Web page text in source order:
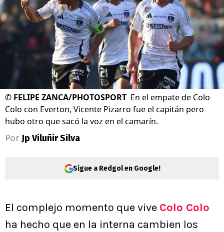
© FELIPE ZANCA/PHOTOSPORT En el empate de Colo
Colo con Everton, Vicente Pizarro fue el capitán pero
hubo otro que sacó la voz en el camarín.
Por Jp Viluñir Silva
Sigue a Redgol en Google!
El complejo momento que vive Colo Colo
ha hecho que en la interna cambien los